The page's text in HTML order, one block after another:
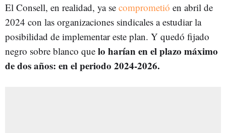
El Consell, en realidad, ya se comprometió en abril de
2024 con las organizaciones sindicales a estudiar la
posibilidad de implementar este plan. Y quedó fijado
negro sobre blanco que lo harían en el plazo máximo
de dos años: en el periodo 2024-2026.